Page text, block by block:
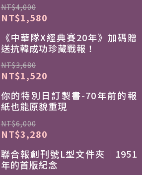
NT$4,000
NT$1,580
《中華隊X經典賽20年》加碼贈
送抗韓成功珍藏戰報！
NT$3,680
NT$1,520
你的特別日訂製書-70年前的報
紙也能原貌重現
NT$6,000
NT$3,280
聯合報創刊號L型文件夾｜1951
年的首版紀念